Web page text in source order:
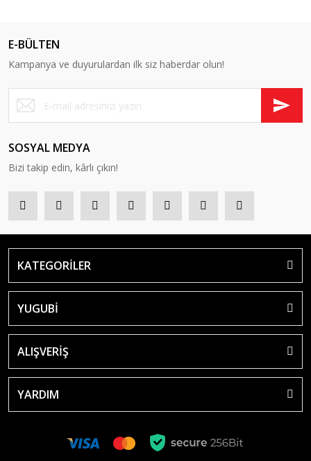
E-BÜLTEN
Kampanya ve duyurulardan ilk siz haberdar olun!
SOSYAL MEDYA
Bizi takip edin, kârlı çıkın!
KATEGORİLER
YUGUBİ
ALIŞVERİŞ
YARDIM